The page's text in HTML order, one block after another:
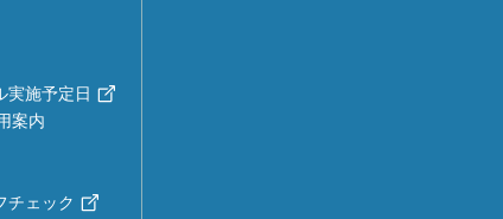
実施予定日
案内
チェック